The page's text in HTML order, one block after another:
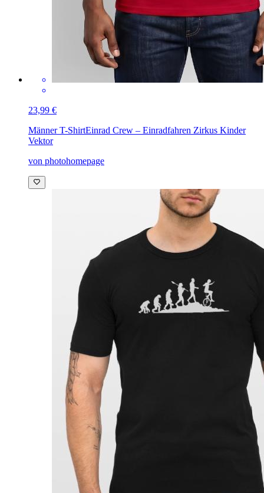
23,99 €
Männer T-ShirtEinrad Crew – Einradfahren Zirkus Kinder
Vektor
von photohomepage